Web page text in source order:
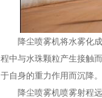
降尘喷雾机将水雾化成
程中与水珠颗粒产生接触
于自身的重力作用而沉降。
降尘喷雾机喷雾射程远